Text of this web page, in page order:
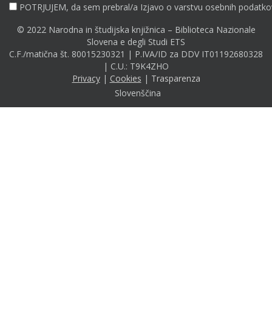
POTRJUJEM, da sem prebral/a Izjavo o varstvu osebnih
© 2022 Narodna in študijska knjižnica – Biblioteca Nazionale
Slovena e degli Studi ETS
C.F./matična št. 80015230321 | P.IVA/ID za DDV IT01192680328
| C.U.: T9K4ZHO
Privacy| Cookies | Trasparenza
Slovenščina